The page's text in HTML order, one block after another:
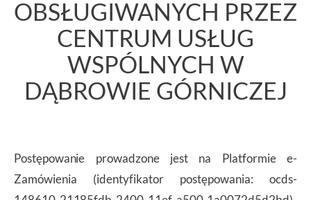
OBSŁUGIWANYCH PRZEZ
CENTRUM USŁUG
WSPÓLNYCH W
DĄBROWIE GÓRNICZEJ
Postępowanie prowadzone jest na Platformie e-
Zamówienia (identyfikator postępowania: ocds-